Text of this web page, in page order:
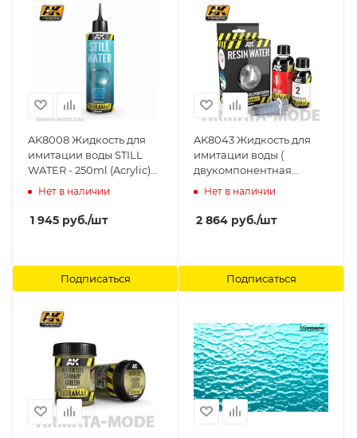
AK8008 Жидкость для
имитации воды STILL
WATER - 250ml (Acrylic)
AK-Interactive
Нет в наличии
1 945 руб./шт
Подписаться
AK8043 Жидкость для
имитации воды (
двукомпонентная
эпоксидная вода) RESIN
EPOXY RESIN - 375ml
(Enamel) AK-Interactive
Нет в наличии
2 864 руб./шт
Подписаться